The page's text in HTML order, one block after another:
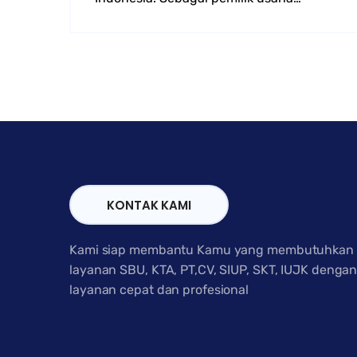
KONTAK KAMI
Kami siap membantu Kamu yang membutuhkan
layanan SBU, KTA, PT,CV, SIUP, SKT, IUJK dengan
layanan cepat dan profesional